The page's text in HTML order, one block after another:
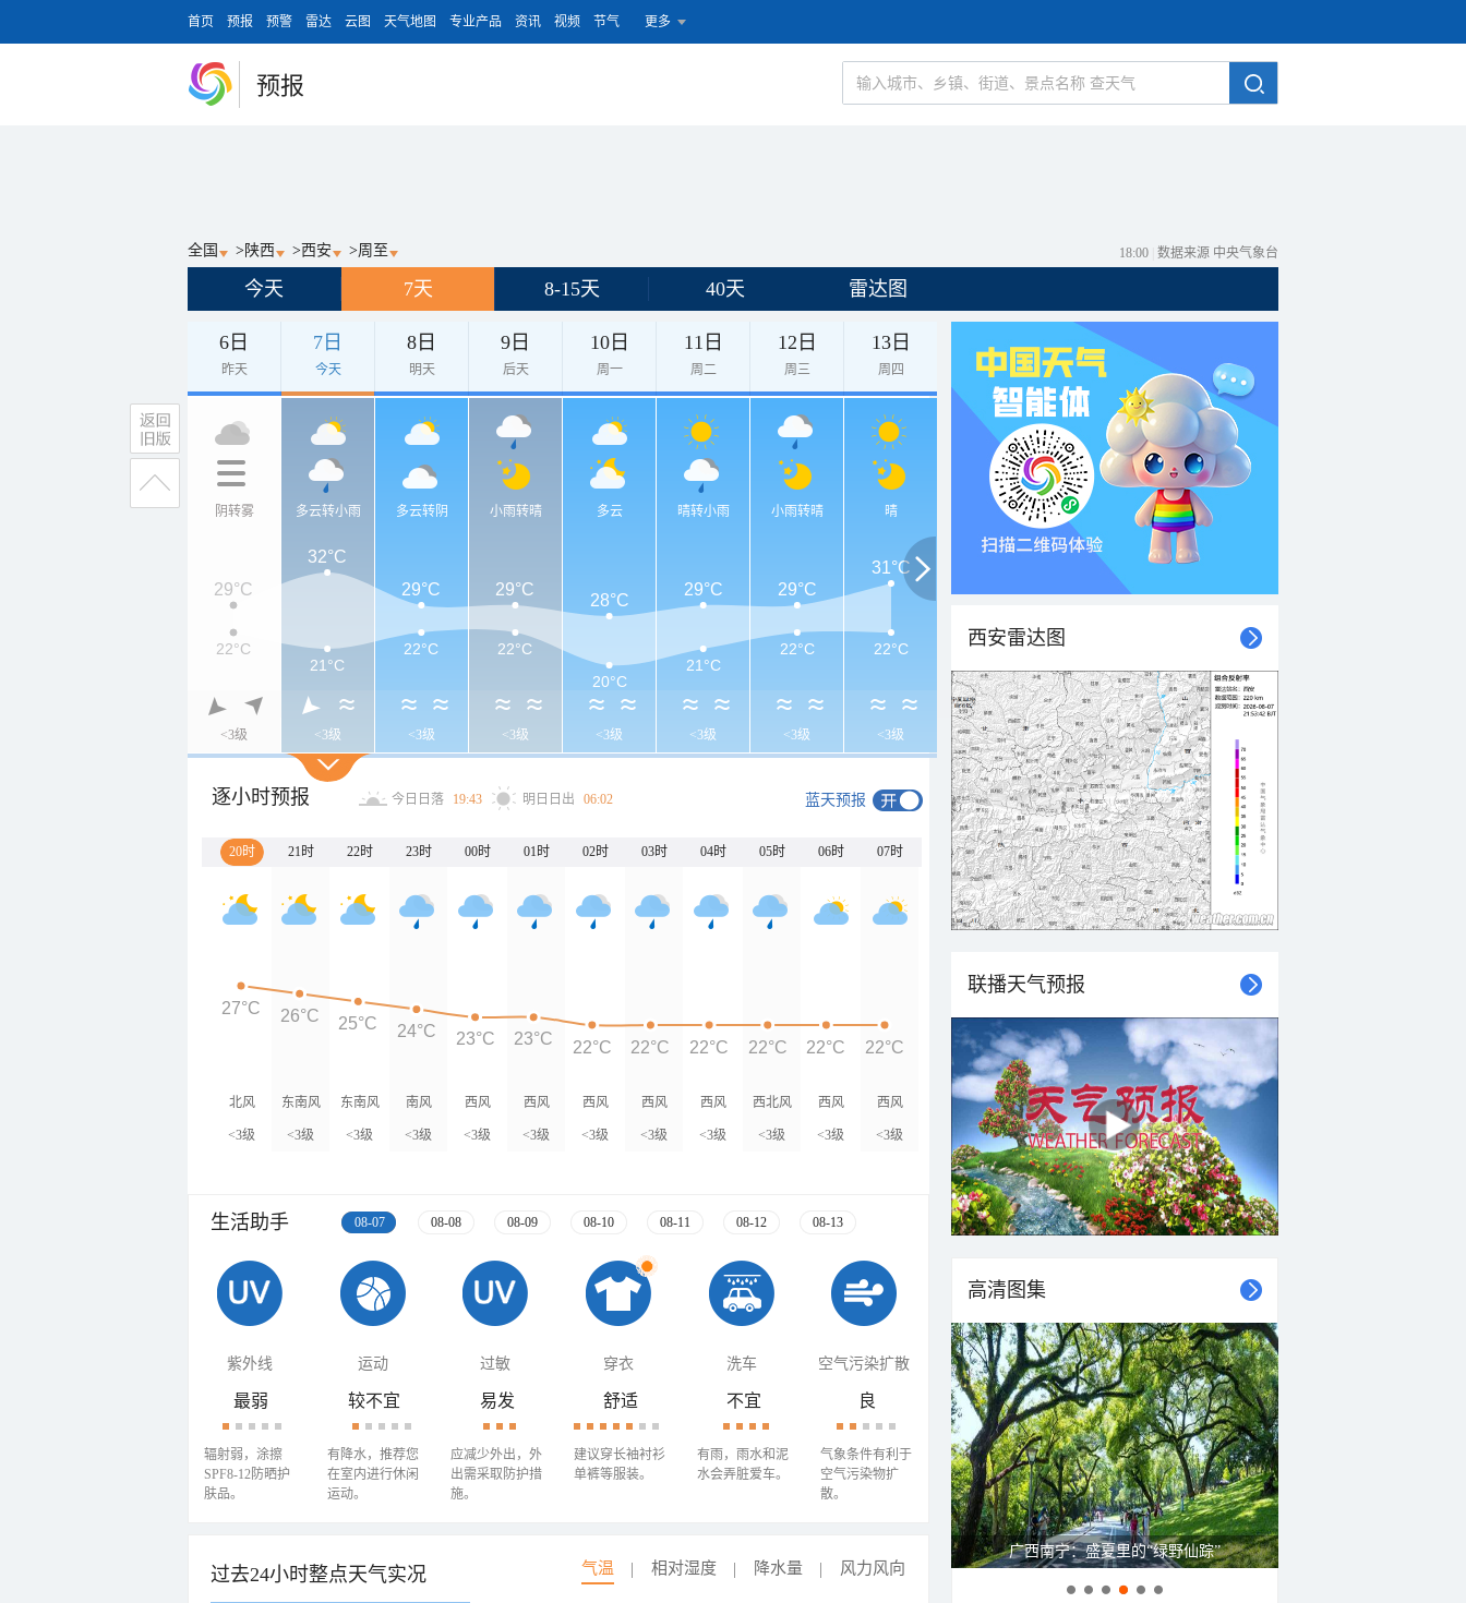
首页 预报 预警 雷达 云图 天气地图 专业产品 资讯 视频 节气 更多
预报
全国 > 陕西 >西安 >周至 18:00 数据来源 中央气象台
今天 7天 8-15天 40天 雷达图
6日
昨天
7日
今天
8日
明天
9日
后天
10日
周一
11日
周二
12日
周三
13日
周四
阴转雾
<3级
多云转小雨
<3级
多云转阴
<3级
小雨转晴
<3级
多云
<3级
晴转小雨
<3级
小雨转晴
<3级
晴
<3级
29°C
32°C
29°C
29°C
28°C
29°C 29°C
31°C
22°C
21°C
22°C
22°C
20°C
21°C
22°C 22°C
逐小时预报 今日日落 19:43 明日日出 06:02 蓝天预报
20时 21时 22时 23时 00时 01时 02时 03时 04时 05时 06时 07时
北风
<3级
东南风
<3级
东南风
<3级
南风
<3级
西风
<3级
西风
<3级
西风
<3级
西风
<3级
西风
<3级
西北风
<3级
西风
<3级
西风
<3级
27°C 26°C 25°C 24°C 23°C 23°C 22°C 22°C 22°C 22°C 22°C 22°C
生活助手 08-07 08-08 08-09 08-10 08-11 08-12 08-13
紫外线 运动 过敏 穿衣 洗车 空气污染扩散
最弱
辐射弱，涂擦
SPF8-12防晒护
肤品。
较不宜
有降水，推荐您
在室内进行休闲
运动。
易发
应减少外出，外
出需采取防护措
施。
舒适
建议穿长袖衬衫
单裤等服装。
不宜
有雨，雨水和泥
水会弄脏爱车。
良
气象条件有利于
空气污染物扩
散。
过去24小时整点天气实况 气温 相对湿度 降水量 风力风向
西安雷达图
联播天气预报
高清图集
呼伦贝尔草原 藏着最治愈的蓝天白云